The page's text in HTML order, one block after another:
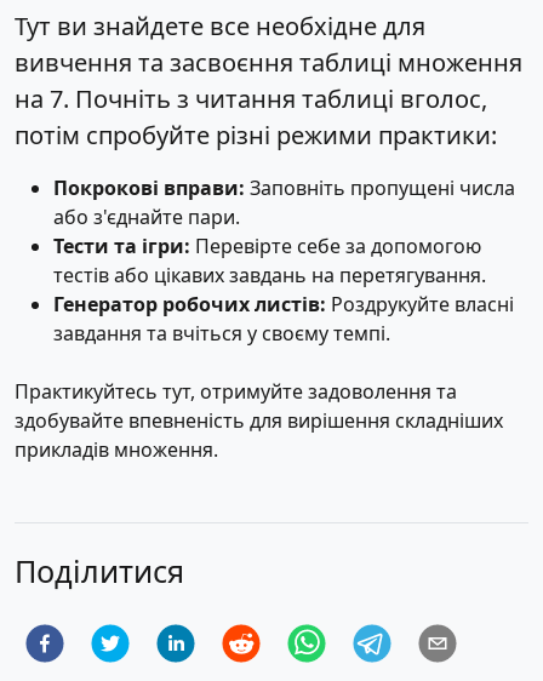
Тут ви знайдете все необхідне для
вивчення та засвоєння таблиці множення
на 7. Почніть з читання таблиці вголос,
потім спробуйте різні режими практики:
Покрокові вправи: Заповніть пропущені числа
або з'єднайте пари.
Тести та ігри: Перевірте себе за допомогою
тестів або цікавих завдань на перетягування.
Генератор робочих листів: Роздрукуйте власні
завдання та вчіться у своєму темпі.
Практикуйтесь тут, отримуйте задоволення та
здобувайте впевненість для вирішення складніших
прикладів множення.
Поділитися